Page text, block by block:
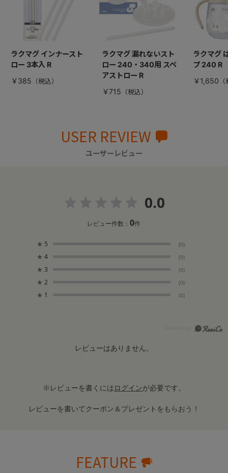
ラクマグ インナースト
ロー 3本入 R
￥385
ラクマグ 漏れないスト
ロー 240・340用 スペ
アストロー R
￥715
ラクマグ
プ 240 R
￥1,650
USER REVIEW
ユーザーレビュー
0.0
レビュー件数：0件
★ 5 (0)
★ 4 (0)
★ 3 (0)
★ 2 (0)
★ 1 (0)
レビューはありません。
※レビューを書くにはログインが必要です。
レビューを書いてクーポン＆プレゼントをもらおう！
FEATURE